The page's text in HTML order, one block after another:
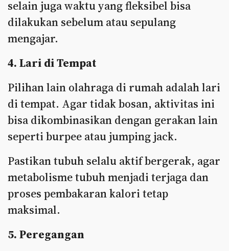
selain juga waktu yang fleksibel bisa
dilakukan sebelum atau sepulang
mengajar.
4. Lari di Tempat
Pilihan lain olahraga di rumah adalah lari
di tempat. Agar tidak bosan, aktivitas ini
bisa dikombinasikan dengan gerakan lain
seperti burpee atau jumping jack.
Pastikan tubuh selalu aktif bergerak, agar
metabolisme tubuh menjadi terjaga dan
proses pembakaran kalori tetap
maksimal.
5. Peregangan